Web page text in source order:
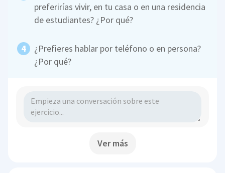
preferirías vivir, en tu casa o en una residencia
de estudiantes? ¿Por qué?
¿Prefieres hablar por teléfono o en persona?
¿Por qué?
Ver más